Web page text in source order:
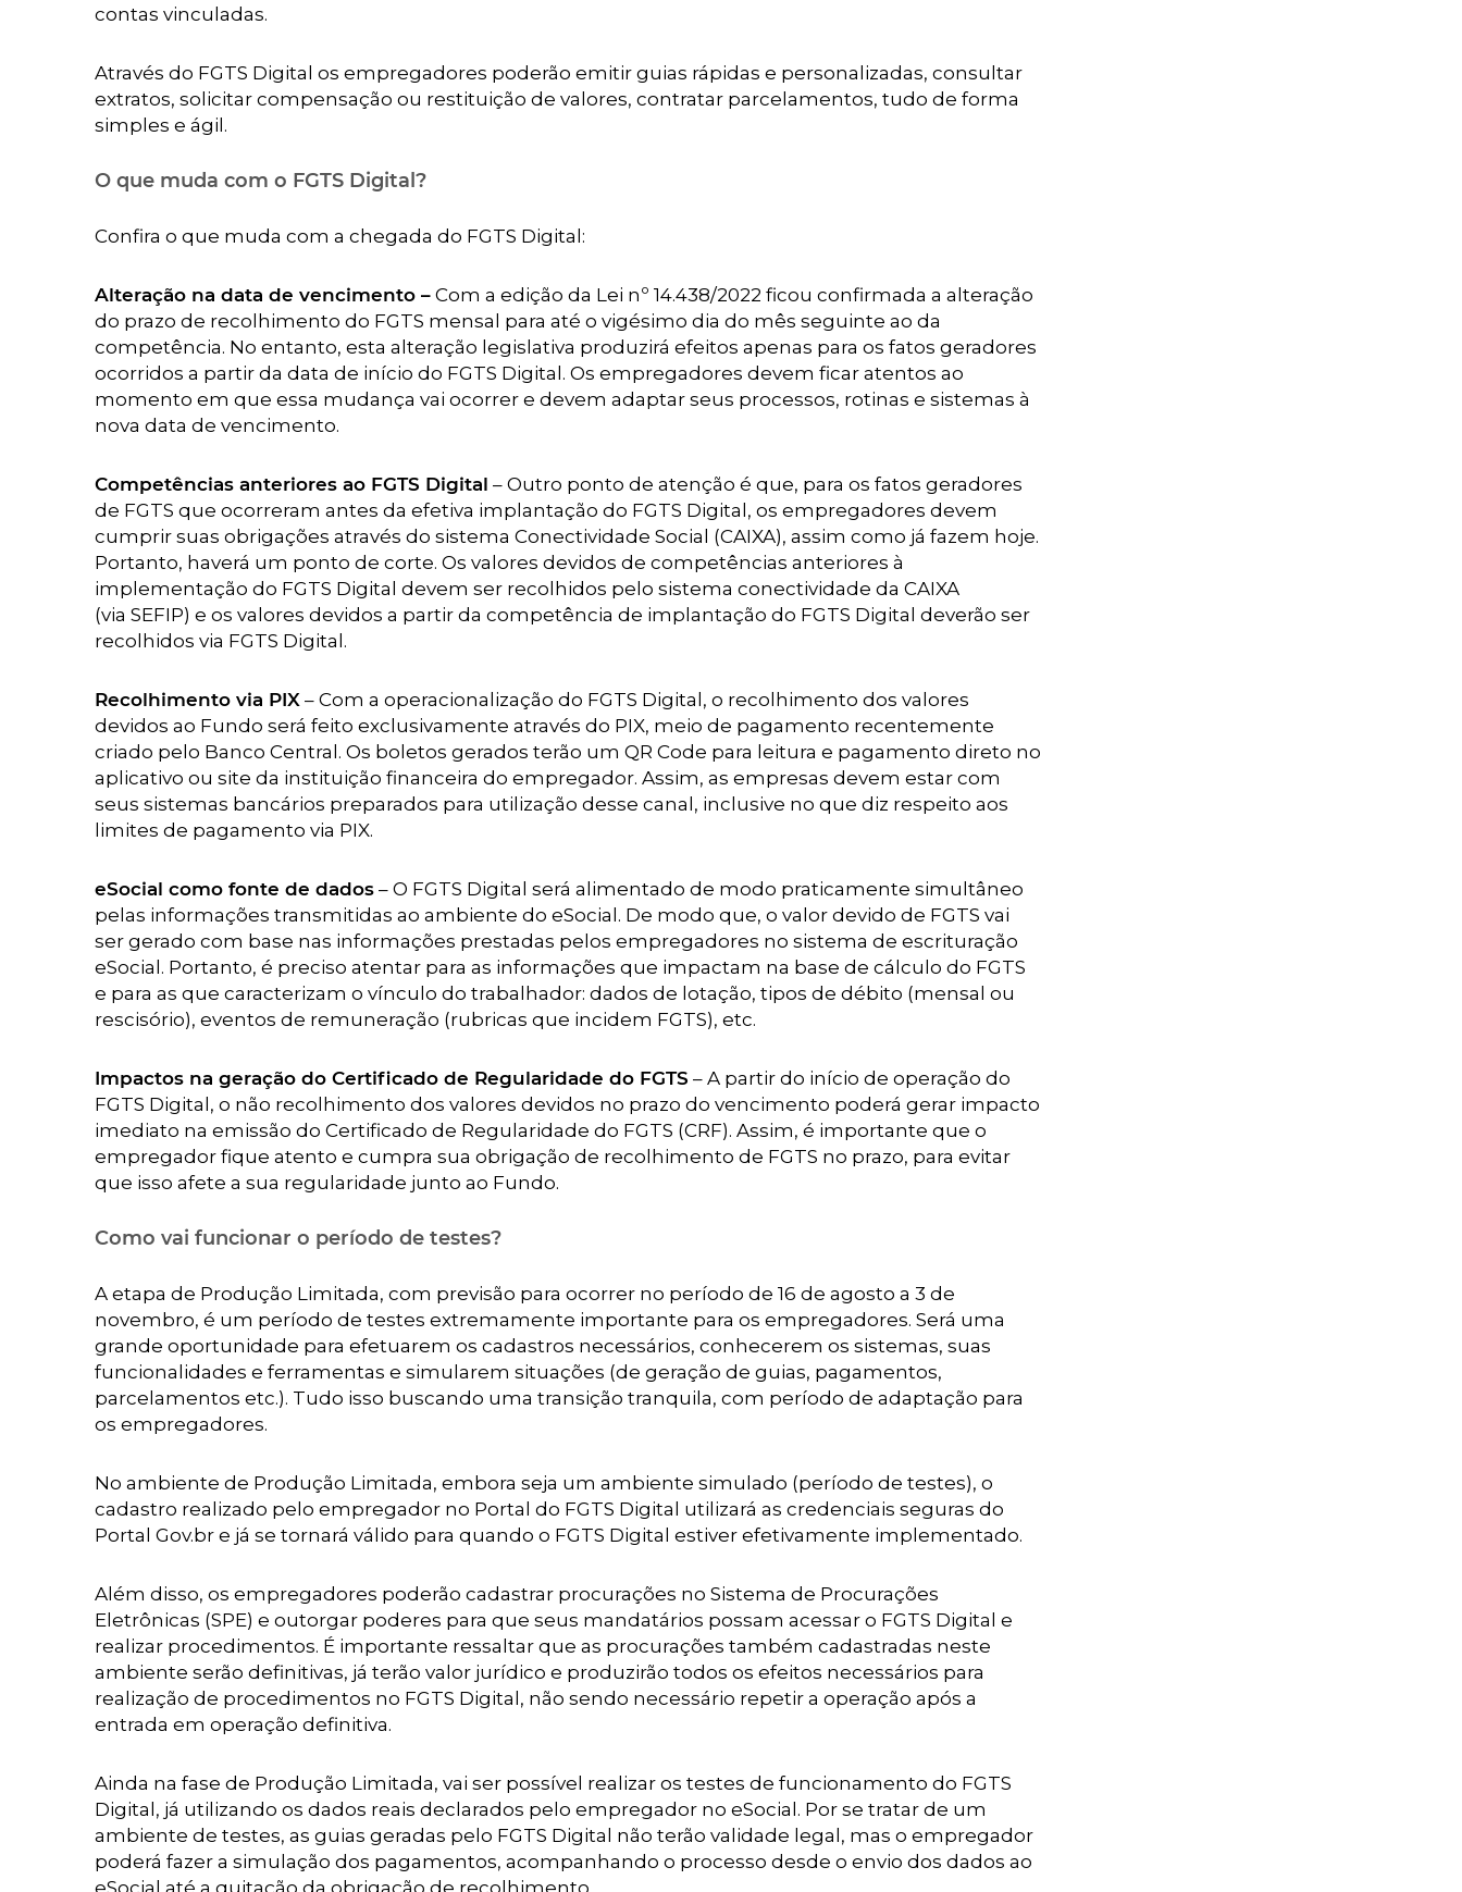
contas vinculadas.
Através do FGTS Digital os empregadores poderão emitir guias rápidas e personalizadas, consultar
extratos, solicitar compensação ou restituição de valores, contratar parcelamentos, tudo de forma
simples e ágil.
O que muda com o FGTS Digital?
Confira o que muda com a chegada do FGTS Digital:
Alteração na data de vencimento – Com a edição da Lei nº 14.438/2022 ficou confirmada a alteração
do prazo de recolhimento do FGTS mensal para até o vigésimo dia do mês seguinte ao da
competência. No entanto, esta alteração legislativa produzirá efeitos apenas para os fatos geradores
ocorridos a partir da data de início do FGTS Digital. Os empregadores devem ficar atentos ao
momento em que essa mudança vai ocorrer e devem adaptar seus processos, rotinas e sistemas à
nova data de vencimento.
Competências anteriores ao FGTS Digital – Outro ponto de atenção é que, para os fatos geradores
de FGTS que ocorreram antes da efetiva implantação do FGTS Digital, os empregadores devem
cumprir suas obrigações através do sistema Conectividade Social (CAIXA), assim como já fazem hoje.
Portanto, haverá um ponto de corte. Os valores devidos de competências anteriores à
implementação do FGTS Digital devem ser recolhidos pelo sistema conectividade da CAIXA
(via SEFIP) e os valores devidos a partir da competência de implantação do FGTS Digital deverão ser
recolhidos via FGTS Digital.
Recolhimento via PIX – Com a operacionalização do FGTS Digital, o recolhimento dos valores
devidos ao Fundo será feito exclusivamente através do PIX, meio de pagamento recentemente
criado pelo Banco Central. Os boletos gerados terão um QR Code para leitura e pagamento direto no
aplicativo ou site da instituição financeira do empregador. Assim, as empresas devem estar com
seus sistemas bancários preparados para utilização desse canal, inclusive no que diz respeito aos
limites de pagamento via PIX.
eSocial como fonte de dados – O FGTS Digital será alimentado de modo praticamente simultâneo
pelas informações transmitidas ao ambiente do eSocial. De modo que, o valor devido de FGTS vai
ser gerado com base nas informações prestadas pelos empregadores no sistema de escrituração
eSocial. Portanto, é preciso atentar para as informações que impactam na base de cálculo do FGTS
e para as que caracterizam o vínculo do trabalhador: dados de lotação, tipos de débito (mensal ou
rescisório), eventos de remuneração (rubricas que incidem FGTS), etc.
Impactos na geração do Certificado de Regularidade do FGTS – A partir do início de operação do
FGTS Digital, o não recolhimento dos valores devidos no prazo do vencimento poderá gerar impacto
imediato na emissão do Certificado de Regularidade do FGTS (CRF). Assim, é importante que o
empregador fique atento e cumpra sua obrigação de recolhimento de FGTS no prazo, para evitar
que isso afete a sua regularidade junto ao Fundo.
Como vai funcionar o período de testes?
A etapa de Produção Limitada, com previsão para ocorrer no período de 16 de agosto a 3 de
novembro, é um período de testes extremamente importante para os empregadores. Será uma
grande oportunidade para efetuarem os cadastros necessários, conhecerem os sistemas, suas
funcionalidades e ferramentas e simularem situações (de geração de guias, pagamentos,
parcelamentos etc.). Tudo isso buscando uma transição tranquila, com período de adaptação para
os empregadores.
No ambiente de Produção Limitada, embora seja um ambiente simulado (período de testes), o
cadastro realizado pelo empregador no Portal do FGTS Digital utilizará as credenciais seguras do
Portal Gov.br e já se tornará válido para quando o FGTS Digital estiver efetivamente implementado.
Além disso, os empregadores poderão cadastrar procurações no Sistema de Procurações
Eletrônicas (SPE) e outorgar poderes para que seus mandatários possam acessar o FGTS Digital e
realizar procedimentos. É importante ressaltar que as procurações também cadastradas neste
ambiente serão definitivas, já terão valor jurídico e produzirão todos os efeitos necessários para
realização de procedimentos no FGTS Digital, não sendo necessário repetir a operação após a
entrada em operação definitiva.
Ainda na fase de Produção Limitada, vai ser possível realizar os testes de funcionamento do FGTS
Digital, já utilizando os dados reais declarados pelo empregador no eSocial. Por se tratar de um
ambiente de testes, as guias geradas pelo FGTS Digital não terão validade legal, mas o empregador
poderá fazer a simulação dos pagamentos, acompanhando o processo desde o envio dos dados ao
eSocial até a quitação da obrigação de recolhimento.